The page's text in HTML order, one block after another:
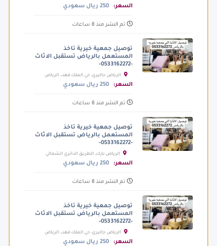
الفرعي، الرياض السعودية
السعر: 250 ريال سعودي
تم النشر منذ 8 ساعات
توصيل جمعية خيرية تاخذ
المستعمل بالرياض تستقبل الاثاث
-0533162272-
الرياض جاليري، حي الملك فهد،، الرياض
السعودية
السعر: 250 ريال سعودي
تم النشر منذ 8 ساعات
توصيل جمعية خيرية تاخذ
المستعمل بالرياض تستقبل الاثاث
-0533162272-
الرياض بارك، الطريق الدائري الشمالي
الفرعي، الرياض السعودية
السعر: 250 ريال سعودي
تم النشر منذ 8 ساعات
توصيل جمعية خيرية تاخذ
المستعمل بالرياض تستقبل الاثاث
-0533162272-
الرياض جاليري، حي الملك فهد،، الرياض
السعودية
السعر: 250 ريال سعودي